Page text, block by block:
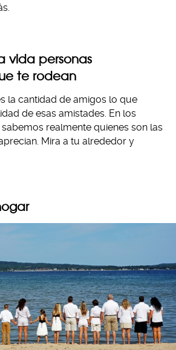
vida personas
te rodean
la cantidad de amigos lo que
de esas amistades. En los
realmente quienes son las
Mira a tu alrededor y